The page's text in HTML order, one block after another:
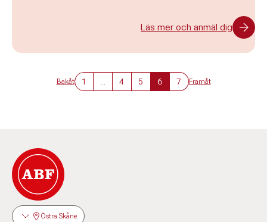
Läs mer och anmäl dig
Bakåt 1 4 5 6 7 Framåt
Östra Skåne